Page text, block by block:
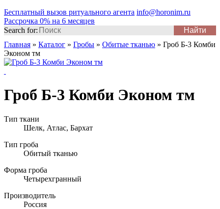
Бесплатный вызов ритуального агента info@horonim.ru
Рассрочка 0% на 6 месяцев
Search for:
Главная » Каталог » Гробы » Обитые тканью » Гроб Б-3 Комби
Эконом тм
Гроб Б-3 Комби Эконом тм
Тип ткани
Шелк, Атлас, Бархат
Тип гроба
Обитый тканью
Форма гроба
Четырехгранный
Производитель
Россия